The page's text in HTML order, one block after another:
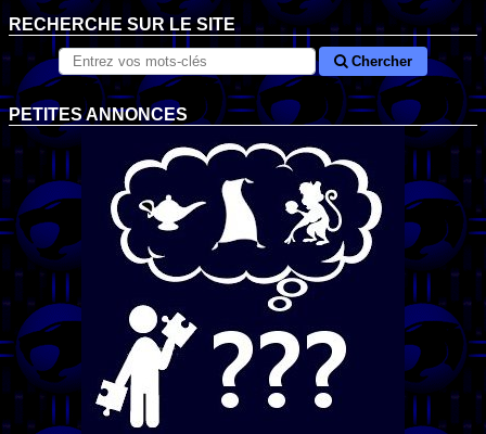
RECHERCHE SUR LE SITE
Chercher
PETITES ANNONCES